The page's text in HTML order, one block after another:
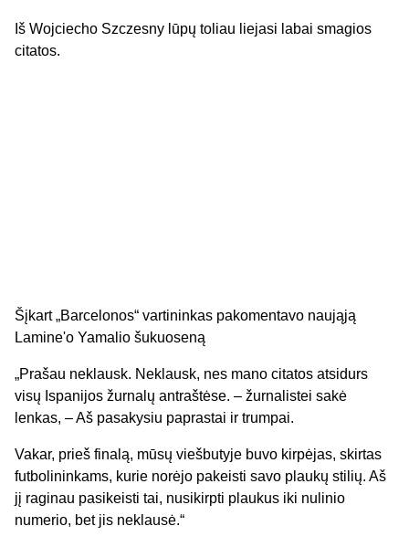
Iš Wojciecho Szczesny lūpų toliau liejasi labai smagios
citatos.
Šįkart „Barcelonos“ vartininkas pakomentavo naująją
Lamine'o Yamalio šukuoseną
„Prašau neklausk. Neklausk, nes mano citatos atsidurs
visų Ispanijos žurnalų antraštėse. – žurnalistei sakė
lenkas, – Aš pasakysiu paprastai ir trumpai.
Vakar, prieš finalą, mūsų viešbutyje buvo kirpėjas, skirtas
futbolininkams, kurie norėjo pakeisti savo plaukų stilių. Aš
jį raginau pasikeisti tai, nusikirpti plaukus iki nulinio
numerio, bet jis neklausė.“